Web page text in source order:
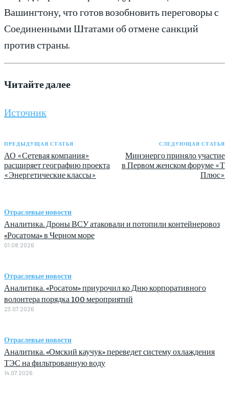
Вашингтону, что готов возобновить переговоры с
Соединенными Штатами об отмене санкций
против страны.
Читайте далее
Источник
ПРЕДЫДУЩАЯ СТАТЬЯ
АО «Сетевая компания»
расширяет географию проекта
«Энергетические классы»
СЛЕДУЮЩАЯ СТАТЬЯ
Минэнерго приняло участие
в Первом женском форуме «Т
Плюс»
Отраслевые новости
Аналитика. Дроны ВСУ атаковали и потопили контейнеровоз
«Росатома» в Черном море
01.08.2026
Отраслевые новости
Аналитика. «Росатом» приурочил ко Дню корпоративного
волонтера порядка 100 мероприятий
23.07.2026
Отраслевые новости
Аналитика. «Омский каучук» переведет систему охлаждения
ТЭС на фильтрованную воду
14.07.2026